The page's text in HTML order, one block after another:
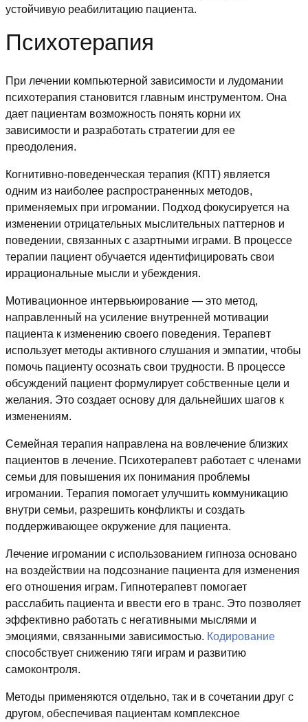
устойчивую реабилитацию пациента.
Психотерапия
При лечении компьютерной зависимости и лудомании
психотерапия становится главным инструментом. Она
дает пациентам возможность понять корни их
зависимости и разработать стратегии для ее
преодоления.
Когнитивно-поведенческая терапия (КПТ) является
одним из наиболее распространенных методов,
применяемых при игромании. Подход фокусируется на
изменении отрицательных мыслительных паттернов и
поведении, связанных с азартными играми. В процессе
терапии пациент обучается идентифицировать свои
иррациональные мысли и убеждения.
Мотивационное интервьюирование — это метод,
направленный на усиление внутренней мотивации
пациента к изменению своего поведения. Терапевт
использует методы активного слушания и эмпатии, чтобы
помочь пациенту осознать свои трудности. В процессе
обсуждений пациент формулирует собственные цели и
желания. Это создает основу для дальнейших шагов к
изменениям.
Семейная терапия направлена на вовлечение близких
пациентов в лечение. Психотерапевт работает с членами
семьи для повышения их понимания проблемы
игромании. Терапия помогает улучшить коммуникацию
внутри семьи, разрешить конфликты и создать
поддерживающее окружение для пациента.
Лечение игромании с использованием гипноза основано
на воздействии на подсознание пациента для изменения
его отношения играм. Гипнотерапевт помогает
расслабить пациента и ввести его в транс. Это позволяет
эффективно работать с негативными мыслями и
эмоциями, связанными зависимостью. Кодирование
способствует снижению тяги играм и развитию
самоконтроля.
Методы применяются отдельно, так и в сочетании друг с
другом, обеспечивая пациентам комплексное